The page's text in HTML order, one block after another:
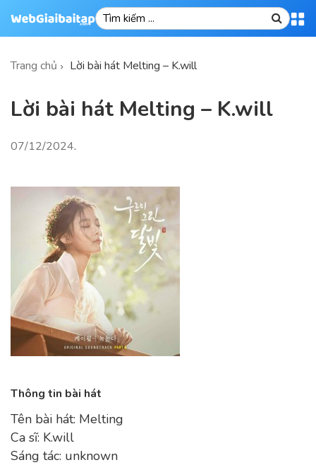
Trang chủ Lời bài hát Melting – K.will
Lời bài hát Melting – K.will
07/12/2024.
Thông tin bài hát
Tên bài hát: Melting
Ca sĩ: K.will
Sáng tác: unknown